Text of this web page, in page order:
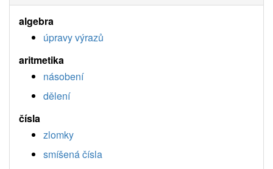
algebra
úpravy výrazů
aritmetika
násobení
dělení
čísla
zlomky
smíšená čísla